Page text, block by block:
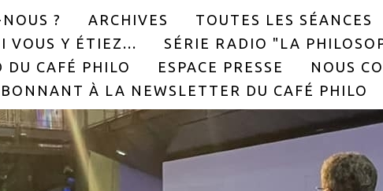
? ARCHIVES TOUTES LES SÉANCES
VOUS Y ÉTIEZ...
SÉRIE RADIO "LA
DU CAFÉ PHILO
ESPACE PRESSE
NOUS
À LA NEWSLETTER DU CAFÉ PHILO